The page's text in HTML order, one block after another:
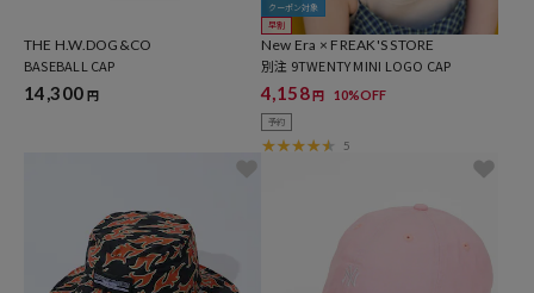
THE H.W.DOG&CO
BASEBALL CAP
14,300 円
クーポン対象
早割
New Era × FREAK'S STORE
別注 9TWENTY MINI LOGO CAP
4,158円 10%OFF
予約
5